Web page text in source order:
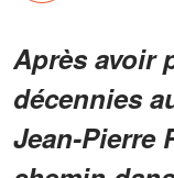
Après avoir
décennies
Jean-Pierre